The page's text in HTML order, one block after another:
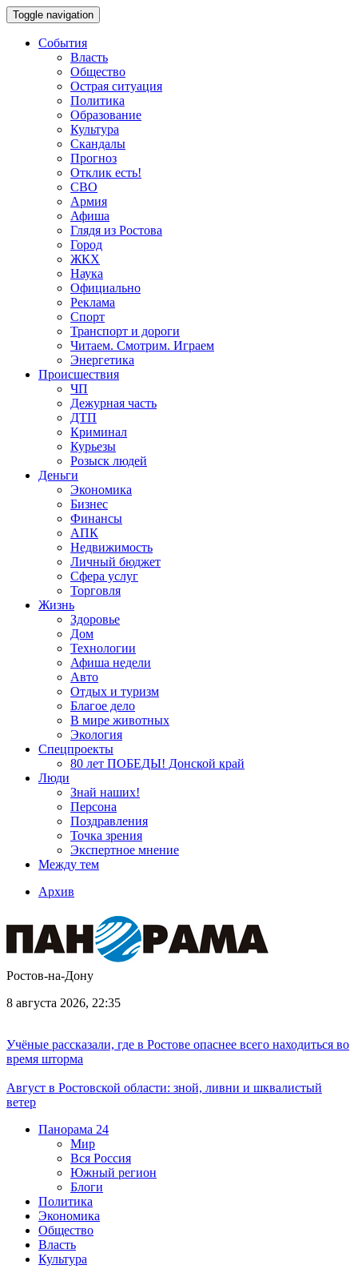
Toggle navigation
События
Власть
Общество
Острая ситуация
Политика
Образование
Культура
Скандалы
Прогноз
Отклик есть!
СВО
Армия
Афиша
Глядя из Ростова
Город
ЖКХ
Наука
Официально
Реклама
Спорт
Транспорт и дороги
Читаем. Смотрим. Играем
Энергетика
Происшествия
ЧП
Дежурная часть
ДТП
Криминал
Курьезы
Розыск людей
Деньги
Экономика
Бизнес
Финансы
АПК
Недвижимость
Личный бюджет
Сфера услуг
Торговля
Жизнь
Здоровье
Дом
Технологии
Афиша недели
Авто
Отдых и туризм
Благое дело
В мире животных
Экология
Спецпроекты
80 лет ПОБЕДЫ! Донской край
Люди
Знай наших!
Персона
Поздравления
Точка зрения
Экспертное мнение
Между тем
Архив
Ростов-на-Дону
8 августа 2026, 22:35
Учёные рассказали, где в Ростове опаснее всего находиться во
время шторма
Август в Ростовской области: зной, ливни и шквалистый
ветер
Панорама 24
Мир
Вся Россия
Южный регион
Блоги
Политика
Экономика
Общество
Власть
Культура